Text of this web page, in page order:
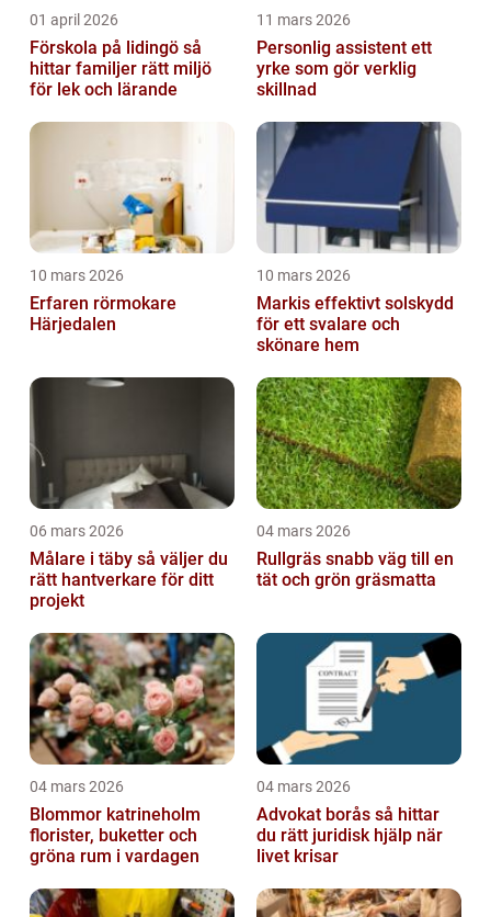
01 april 2026
Förskola på lidingö så
hittar familjer rätt miljö
för lek och lärande
11 mars 2026
Personlig assistent ett
yrke som gör verklig
skillnad
10 mars 2026
Erfaren rörmokare
Härjedalen
10 mars 2026
Markis effektivt solskydd
för ett svalare och
skönare hem
06 mars 2026
Målare i täby så väljer du
rätt hantverkare för ditt
projekt
04 mars 2026
Rullgräs snabb väg till en
tät och grön gräsmatta
04 mars 2026
Blommor katrineholm
florister, buketter och
gröna rum i vardagen
04 mars 2026
Advokat borås så hittar
du rätt juridisk hjälp när
livet krisar